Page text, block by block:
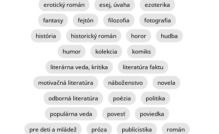
erotický román
esej, úvaha
ezoterika
fantasy
fejtón filozofia
fotografia
história
historický román horor
hudba
humor
kolekcia
komiks
literárna veda, kritika
literatúra faktu
motivačná literatúra
náboženstvo
novela
odborná literatúra
poézia
politika
populárna veda
povesť
poviedka
pre deti a mládež
próza publicistika
román